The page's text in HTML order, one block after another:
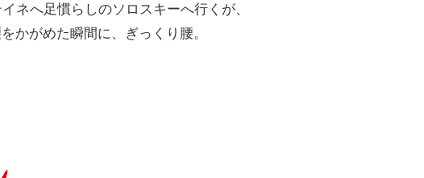
ネへ足慣らしのソロスキーへ行くが、
かがめた瞬間に、ぎっくり腰。